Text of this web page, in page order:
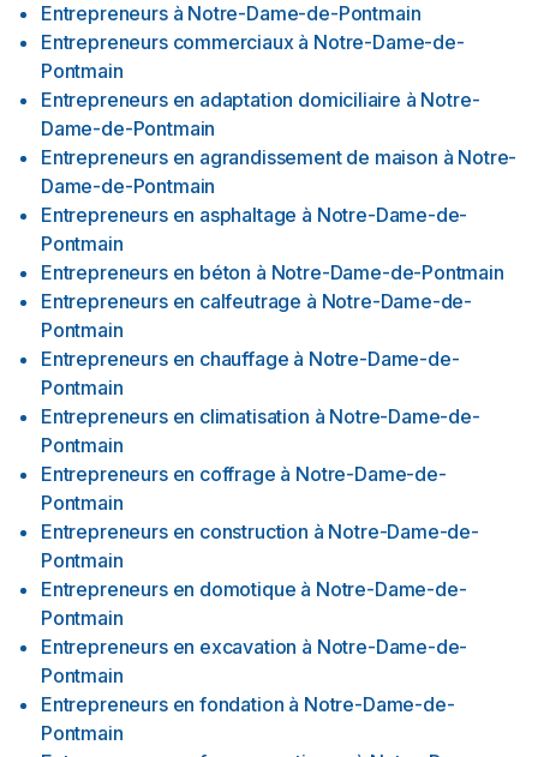
Entrepreneurs à Notre-Dame-de-Pontmain
Entrepreneurs commerciaux à Notre-Dame-de-
Pontmain
Entrepreneurs en adaptation domiciliaire à Notre-
Dame-de-Pontmain
Entrepreneurs en agrandissement de maison à Notre-
Dame-de-Pontmain
Entrepreneurs en asphaltage à Notre-Dame-de-
Pontmain
Entrepreneurs en béton à Notre-Dame-de-Pontmain
Entrepreneurs en calfeutrage à Notre-Dame-de-
Pontmain
Entrepreneurs en chauffage à Notre-Dame-de-
Pontmain
Entrepreneurs en climatisation à Notre-Dame-de-
Pontmain
Entrepreneurs en coffrage à Notre-Dame-de-
Pontmain
Entrepreneurs en construction à Notre-Dame-de-
Pontmain
Entrepreneurs en domotique à Notre-Dame-de-
Pontmain
Entrepreneurs en excavation à Notre-Dame-de-
Pontmain
Entrepreneurs en fondation à Notre-Dame-de-
Pontmain